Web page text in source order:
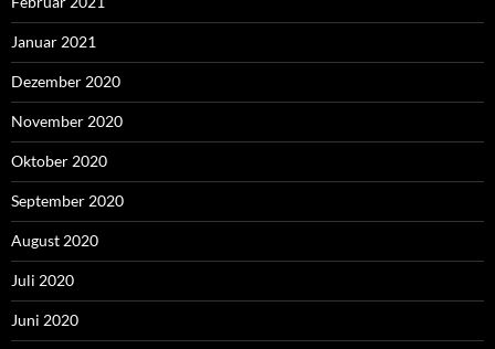
Januar 2021
Dezember 2020
November 2020
Oktober 2020
September 2020
August 2020
Juli 2020
Juni 2020